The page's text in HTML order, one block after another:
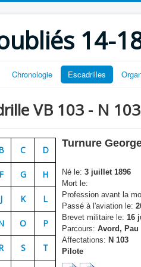
14-
Chronologie Escadrilles
VB 103 - N
C D
F G H
J K L
O P
S T
Turnure
Né le: 3 juillet 1896
Mort le:
Profession avant la
Passé à l'aviation le:
Brevet militaire le: 16
Parcours: Avord, Pau
Affectations: N 103
Pilote